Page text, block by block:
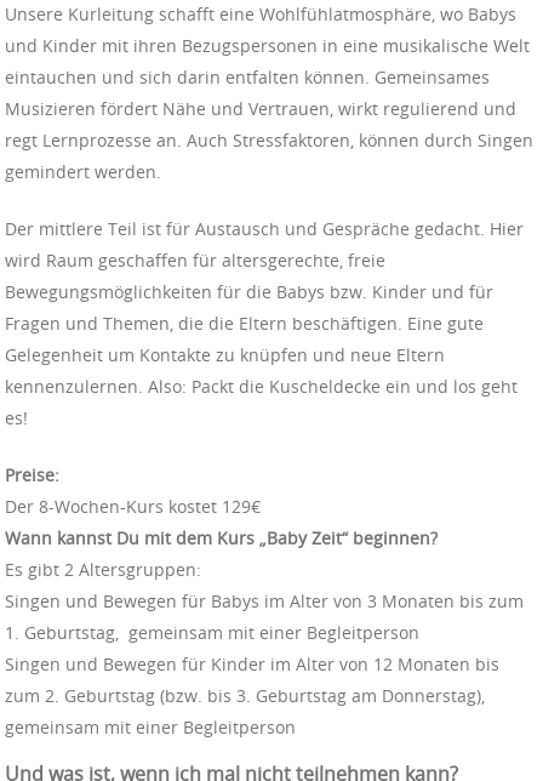
Unsere Kurleitung schafft eine Wohlfühlatmosphäre, wo Babys
und Kinder mit ihren Bezugspersonen in eine musikalische Welt
eintauchen und sich darin entfalten können. Gemeinsames
Musizieren fördert Nähe und Vertrauen, wirkt regulierend und
regt Lernprozesse an. Auch Stressfaktoren, können durch Singen
gemindert werden.
Der mittlere Teil ist für Austausch und Gespräche gedacht. Hier
wird Raum geschaffen für altersgerechte, freie
Bewegungsmöglichkeiten für die Babys bzw. Kinder und für
Fragen und Themen, die die Eltern beschäftigen. Eine gute
Gelegenheit um Kontakte zu knüpfen und neue Eltern
kennenzulernen. Also: Packt die Kuscheldecke ein und los geht
es!
Preise:
Der 8-Wochen-Kurs kostet 129€
Wann kannst Du mit dem Kurs „Baby Zeit“ beginnen?
Es gibt 2 Altersgruppen:
Singen und Bewegen für Babys im Alter von 3 Monaten bis zum
1. Geburtstag, gemeinsam mit einer Begleitperson
Singen und Bewegen für Kinder im Alter von 12 Monaten bis
zum 2. Geburtstag (bzw. bis 3. Geburtstag am Donnerstag),
gemeinsam mit einer Begleitperson
Und was ist, wenn ich mal nicht teilnehmen kann?